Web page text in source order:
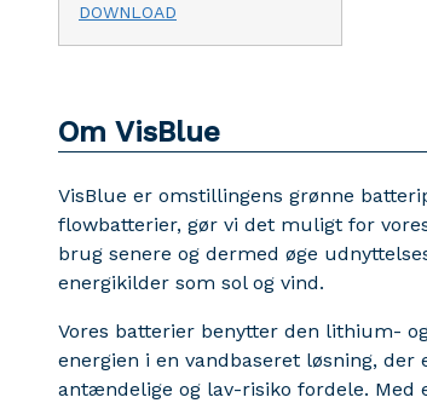
DOWNLOAD
Om VisBlue
VisBlue er omstillingens grønne
flowbatterier, gør vi det muligt for
brug senere og dermed øge
energikilder som sol og vind.
Vores batterier benytter den lithium-
energien i en vandbaseret løsning,
antændelige og lav-risiko fordele. Med